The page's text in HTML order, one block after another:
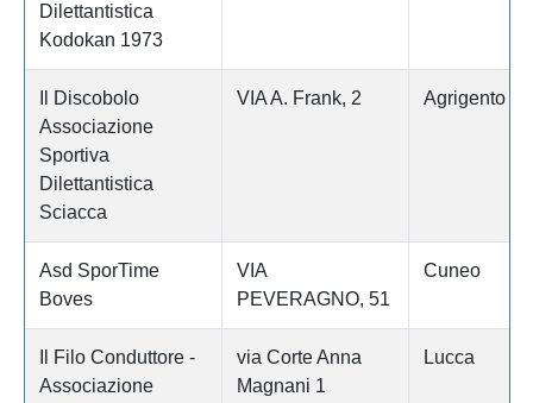
Dilettantistica
Kodokan 1973
Il Discobolo
Associazione
Sportiva
Dilettantistica
Sciacca
VIA A. Frank, 2 Agrigento
Asd SporTime
Boves
VIA
PEVERAGNO, 51
Cuneo
Il Filo Conduttore -
Associazione
via Corte Anna
Magnani 1
Lucca